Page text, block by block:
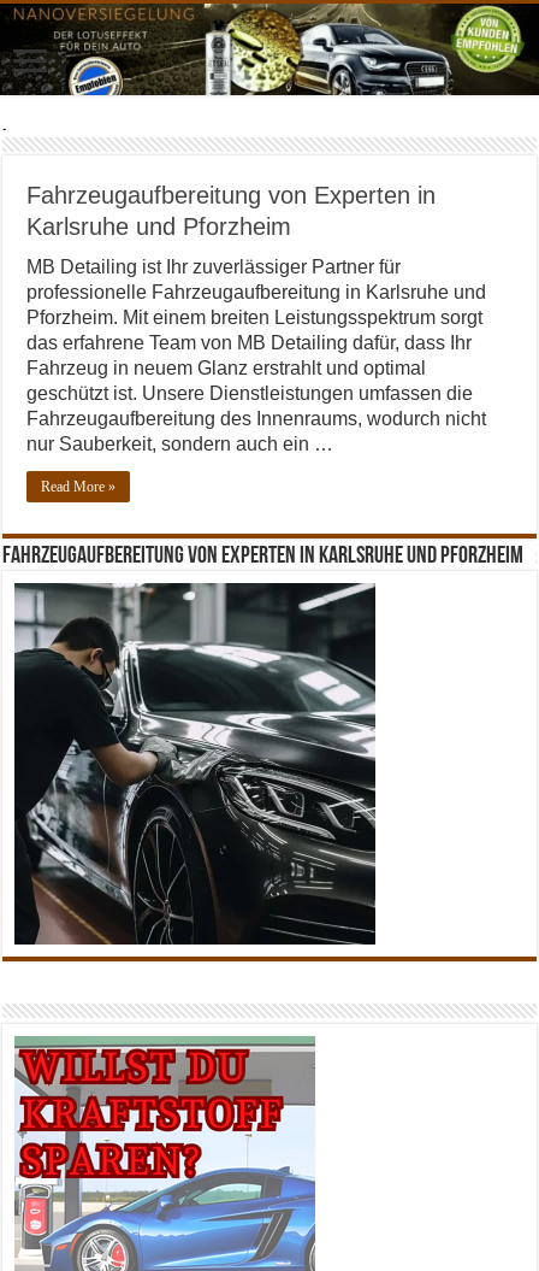
Fahrzeugaufbereitung von Experten in
Karlsruhe und Pforzheim
MB Detailing ist Ihr zuverlässiger Partner für
professionelle Fahrzeugaufbereitung in Karlsruhe und
Pforzheim. Mit einem breiten Leistungsspektrum sorgt
das erfahrene Team von MB Detailing dafür, dass Ihr
Fahrzeug in neuem Glanz erstrahlt und optimal
geschützt ist. Unsere Dienstleistungen umfassen die
Fahrzeugaufbereitung des Innenraums, wodurch nicht
nur Sauberkeit, sondern auch ein …
Read More »
Fahrzeugaufbereitung von Experten in Karlsruhe und Pforzheim